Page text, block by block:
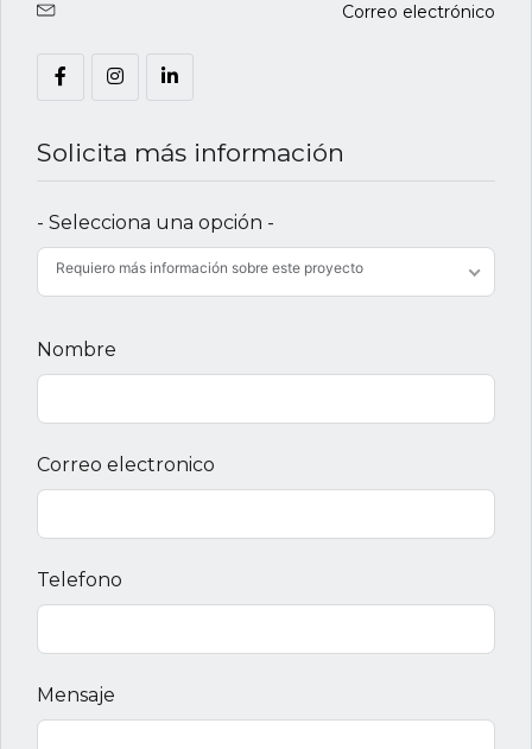
Correo electrónico
Solicita más información
- Selecciona una opción -
Requiero más información sobre este proyecto
Nombre
Correo electronico
Telefono
Mensaje